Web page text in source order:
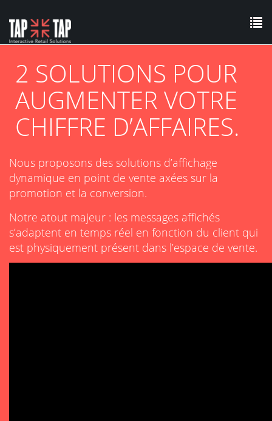
Skip
main
content
2 SOLUTIONS POUR
AUGMENTER VOTRE
CHIFFRE D’AFFAIRES.
Nous proposons des solutions d’affichage
dynamique en point de vente axées sur la
promotion et la conversion.
Notre atout majeur : les messages affichés
s’adaptent en temps réel en fonction du client qui
est physiquement présent dans l’espace de vente.